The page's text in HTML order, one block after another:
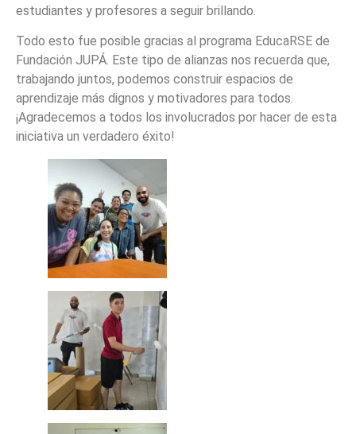
estudiantes y profesores a seguir brillando.
Todo esto fue posible gracias al programa EducaRSE de
Fundación JUPÁ. Este tipo de alianzas nos recuerda que,
trabajando juntos, podemos construir espacios de
aprendizaje más dignos y motivadores para todos.
¡Agradecemos a todos los involucrados por hacer de esta
iniciativa un verdadero éxito!